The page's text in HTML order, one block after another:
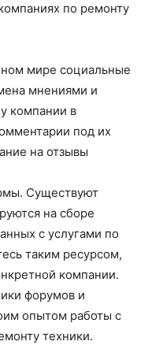
по ремонту
мире социальные
мнениями и
компании в
под их
на отзывы
Существуют
на сборе
с услугами по
таким ресурсом,
компании.
форумов и
опытом работы с
техники.